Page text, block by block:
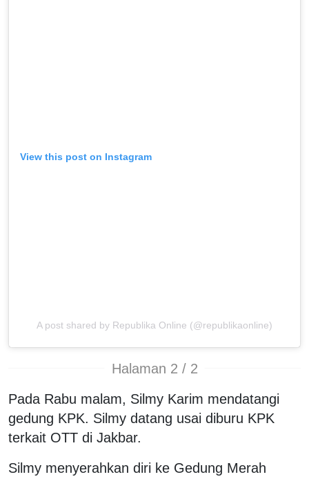
View this post on Instagram
A post shared by Republika Online (@republikaonline)
Halaman 2 / 2
Pada Rabu malam, Silmy Karim mendatangi
gedung KPK. Silmy datang usai diburu KPK
terkait OTT di Jakbar.
Silmy menyerahkan diri ke Gedung Merah